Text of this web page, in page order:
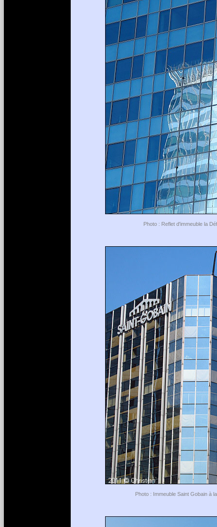
Photo : Reflet d'immeuble la
Photo : Immeuble Saint Gobain à